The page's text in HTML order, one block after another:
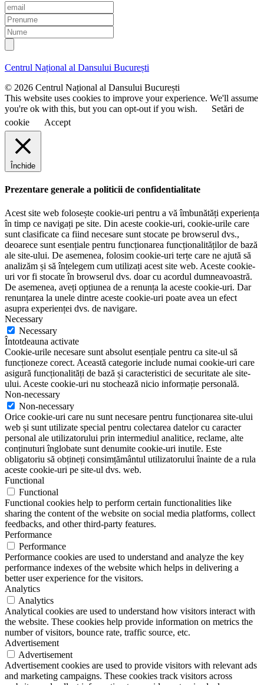
E
m
a
i
l
P
r
e
n
m
N
u
m
e
Centrul Național al Dansului București
© 2026 Centrul Național al Dansului București
This website uses cookies to improve your experience. We'll assume
you're ok with this, but you can opt-out if you wish.
Setări de
cookie
Accept
Închide
Prezentare generale a politicii de confidentialitate
Acest site web folosește cookie-uri pentru a vă îmbunătăți experiența
în timp ce navigați pe site. Din aceste cookie-uri, cookie-urile care
sunt clasificate ca fiind necesare sunt stocate pe browserul dvs.,
deoarece sunt esențiale pentru funcționarea funcționalităților de bază
ale site-ului. De asemenea, folosim cookie-uri terțe care ne ajută să
analizăm și să înțelegem cum utilizați acest site web. Aceste cookie-
uri vor fi stocate în browserul dvs. doar cu acordul dumneavoastră.
De asemenea, aveți opțiunea de a renunța la aceste cookie-uri. Dar
renunțarea la unele dintre aceste cookie-uri poate avea un efect
asupra experienței dvs. de navigare.
Necessary
Necessary
Întotdeauna activate
Cookie-urile necesare sunt absolut esențiale pentru ca site-ul să
funcționeze corect. Această categorie include numai cookie-uri care
asigură funcționalități de bază și caracteristici de securitate ale site-
ului. Aceste cookie-uri nu stochează nicio informație personală.
Non-necessary
Non-necessary
Orice cookie-uri care nu sunt necesare pentru funcționarea site-ului
web și sunt utilizate special pentru colectarea datelor cu caracter
personal ale utilizatorului prin intermediul analitice, reclame, alte
conținuturi înglobate sunt denumite cookie-uri inutile. Este
obligatoriu să obțineți consimțământul utilizatorului înainte de a rula
aceste cookie-uri pe site-ul dvs. web.
Functional
Functional
Functional cookies help to perform certain functionalities like
sharing the content of the website on social media platforms, collect
feedbacks, and other third-party features.
Performance
Performance
Performance cookies are used to understand and analyze the key
performance indexes of the website which helps in delivering a
better user experience for the visitors.
Analytics
Analytics
Analytical cookies are used to understand how visitors interact with
the website. These cookies help provide information on metrics the
number of visitors, bounce rate, traffic source, etc.
Advertisement
Advertisement
Advertisement cookies are used to provide visitors with relevant ads
and marketing campaigns. These cookies track visitors across